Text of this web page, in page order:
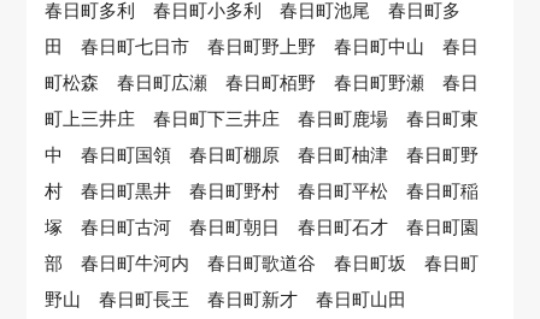
春日町多利 春日町小多利 春日町池尾 春日町多
田 春日町七日市 春日町野上野 春日町中山 春日
町松森 春日町広瀬 春日町栢野 春日町野瀬 春日
町上三井庄 春日町下三井庄 春日町鹿場 春日町東
中 春日町国領 春日町棚原 春日町柚津 春日町野
村 春日町黒井 春日町野村 春日町平松 春日町稲
塚 春日町古河 春日町朝日 春日町石才 春日町園
部 春日町牛河内 春日町歌道谷 春日町坂 春日町
野山 春日町長王 春日町新才 春日町山田